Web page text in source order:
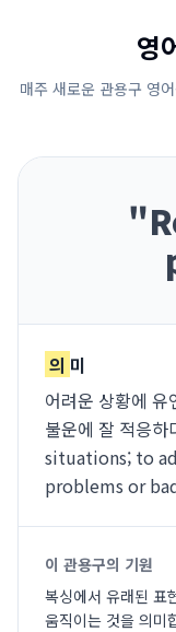
영
매주 새로운 관용구 영
"
의 미
어려운 상황에
불운에 잘 적응
situations; to
problems or
이 관용구의 기원
복싱에서 유래된 표
움직이는 것을 의미